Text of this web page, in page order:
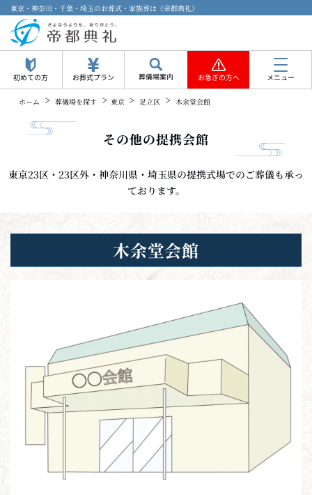
東京・神奈川・千葉・埼玉のお葬式・家族葬は《帝都典礼》
初めての方 お葬式プラン 葬儀場案内 お急ぎの方へ メニュー
ホーム > 葬儀場を探す > 東京 > 足立区 > 木余堂会館
その他の提携会館
東京23区・23区外・神奈川県・埼玉県の提携式場でのご葬儀も承っ
ております。
木余堂会館